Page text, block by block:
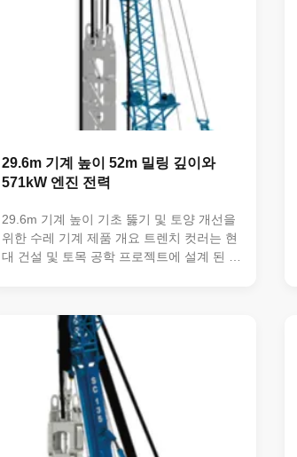
29.6m 기계 높이 52m 밀링 깊이와
571kW 엔진 전력
29.6m 기계 높이 기초 뚫기 및 토양 개선을
위한 수레 기계 제품 개요 트렌치 컷러는 현
대 건설 및 토목 공학 프로젝트에 설계 된 전
초 작업에 필수적인 정밀한 대막 벽. 주요 특
징 제품 이름: 트렌치 커터 - 신뢰할 수있는
대막 벽 트렌치 커터 기계 높이: 29.6m (유
변적인 작동을 위해 35.6m까지 확장 *) 엔진
전력: 571kw, 까다로운 작업에 강한 성능을
제공합니다 작동 무게: 160 톤, 사용 중 안정
성 및 효율성을 보장 도구 보유...